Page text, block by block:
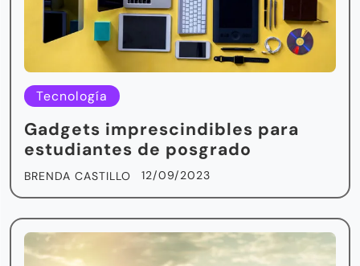
Tecnología
Gadgets imprescindibles para
estudiantes de posgrado
BRENDA CASTILLO 12/09/2023